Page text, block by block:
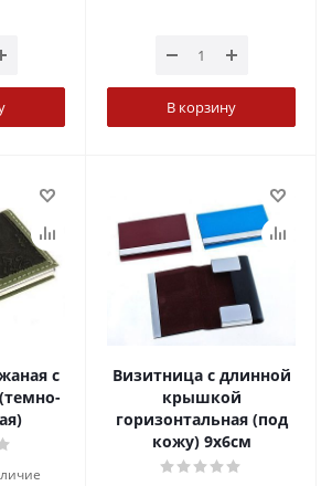
В корзину
с
Визитница с длинной
крышкой
горизонтальная (под
кожу) 9х6см